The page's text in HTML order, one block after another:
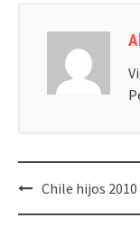
Post
navigation
Chile hijos 2010